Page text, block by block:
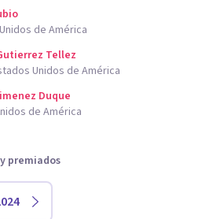
de América
Tellez
Unidos de América
Duque
de América
premiados